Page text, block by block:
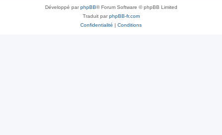
Développé parphpBB® Forum Software © phpBB Limited
Traduit parphpBB-fr.com
Confidentialité | Conditions